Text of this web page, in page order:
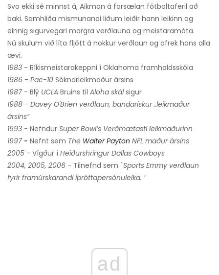
Svo ekki sé minnst á, Aikman á farsælan fótboltaferil að
baki. Samhliða mismunandi liðum leiðir hann leikinn og
einnig sigurvegari margra verðlauna og meistaramóta.
Nú skulum við líta fljótt á nokkur verðlaun og afrek hans alla
ævi.
1983 - Ríkismeistarakeppni í Oklahoma framhaldsskóla
1986 - Pac-10 Sóknarleikmaður ársins
1987 - Blý UCLA Bruins til Aloha skálsigur
1988 - Davey O'Brien verðlaun, bandarískur „leikmaður
ársins“
1993 - Nefndur Super Bowl’s Verðmætasti leikmaðurinn
1997 - Nefnt sem The Walter Payton NFL maður ársins
2005 - Vígður í Heiðurshringur Dallas Cowboys
2004, 2005, 2006 - Tilnefnd sem ' Sports Emmy verðlaun
fyrir framúrskarandi íþróttapersónuleika. ’
ad